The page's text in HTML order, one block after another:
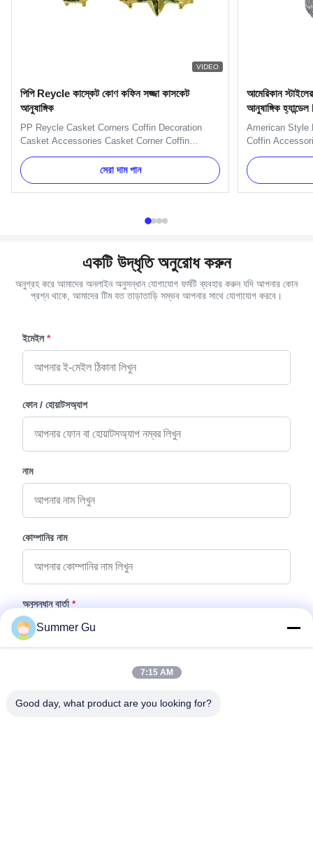
VIDEO
পিপি Reycle কাস্কেট কোণ কফিন সজ্জা কাসকেট
আনুষাঙ্গিক
PP Reycle Casket Corners Coffin Decoration
Casket Accessories Casket Corner Coffin
Decoration American Model 15# Casket
Accessories Coffin Decoration 14kg Casket
Accessories Corner Applications: wooden or
metal casket handle and decoration Competitive
সেরা দাম পান
আমেরিকান
আনুষাঙ্গিক
American Style
Coffin
Accessories
TX-Model
Gold, silver,
30 days after
একটি উদ্ধৃতি অনুরোধ করুন
অনুগ্রহ করে আমাদের অনলাইন অনুসন্ধান যোগাযোগ ফর্মটি ব্যবহার করুন যদি আপনার কোন
প্রশ্ন থাকে, আমাদের টিম যত তাড়াতাড়ি সম্ভব আপনার সাথে যোগাযোগ করবে।
ইমেইল *
ফোন / হোয়াটসঅ্যাপ
নাম
কোম্পানির নাম
অনুসন্ধান বার্তা *
Summer Gu
7:15 AM
Good day, what product are you looking for?